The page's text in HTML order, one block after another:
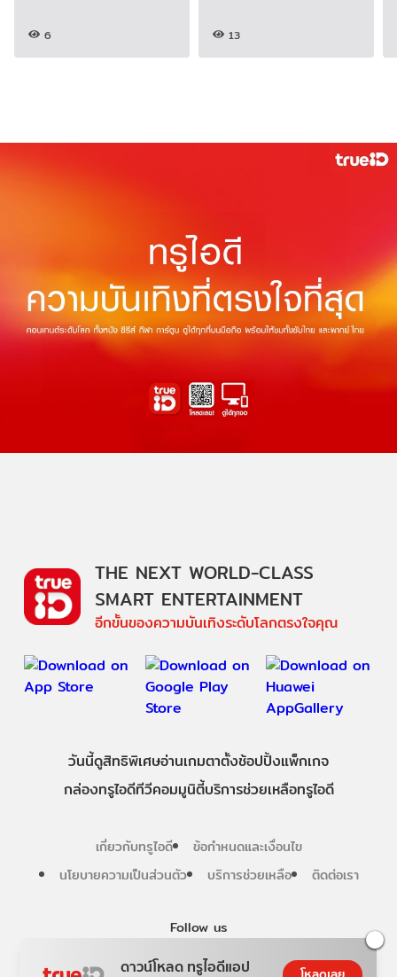
6 13
ดาวน์โหลด ทรูไอดีแอป
Follow us
THE NEXT WORLD-CLASS
SMART ENTERTAINMENT
อีกขั้นของความบันเทิงระดับโลกตรงใจคุณ
วันนี้ดูสิทธิพิเศษอ่านเกมตาตั้งช้อปปิ้งแพ็กเกจ
กล่องทรูไอดีทีวีคอมมูนิตี้บริการช่วยเหลือทรูไอดี
เกี่ยวกับทรูไอดี
ข้อกำหนดและเงื่อนไข
นโยบายความเป็นส่วนตัว
บริการช่วยเหลือ ติดต่อเรา